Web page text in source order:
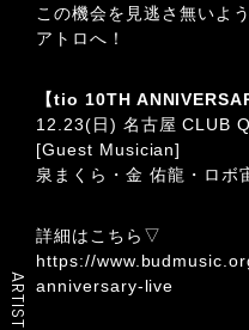
ARTIST
この機会を見逃さ無いよ
アトロへ！
【tio 10TH
12.23(日) 名古屋 CLUB
[Guest Musician]
泉まくら・金 佑龍・ロボ
詳細はこちら▽
https://
anniversary-live